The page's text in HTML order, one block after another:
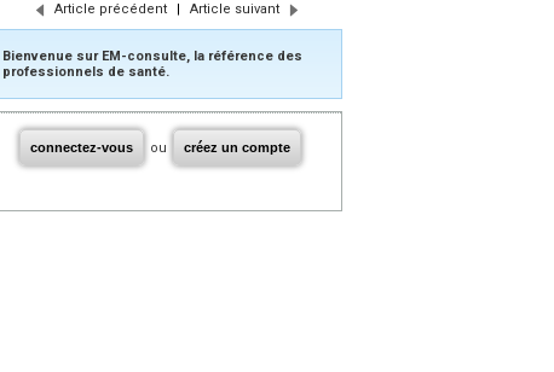
Article précédent | Article suivant
Bienvenue sur EM-consulte, la référence des
professionnels de santé.
connectez-vous ou créez un compte